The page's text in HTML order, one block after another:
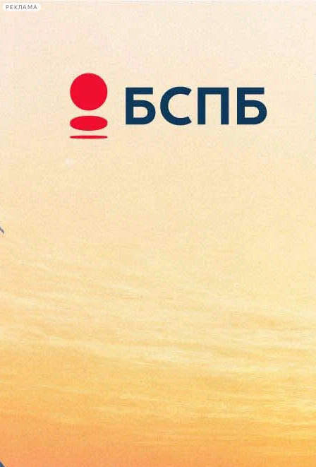
РЕКЛАМА
Сегодня:
2026.08.09
15:14
Афиша Plus
Директором БДТ станет
соратница Кехмана
08:15 Версия для печати